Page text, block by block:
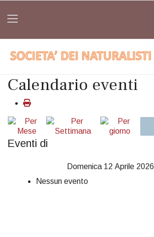
Calendario eventi
Eventi di
Domenica 12 Aprile 2026
Nessun evento